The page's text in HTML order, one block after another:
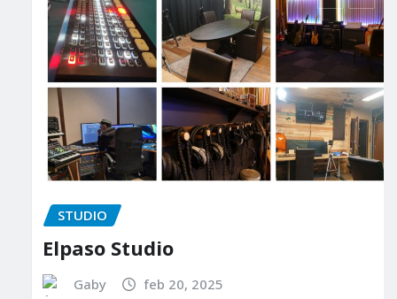
STUDIO
Elpaso Studio
Gaby feb 20, 2025